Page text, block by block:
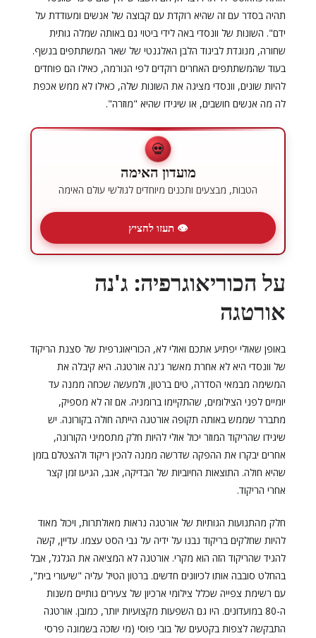
תהיה בסדר עם זה שהיא רוקדת עם קבוצה של אנשים ומעודדת על
ידם". השונות של וונסדי באה לידי ביטוי גם באותה שמלה גותית
שחורה, מנוגדת לביגוד הלבן האלגנטי של שאר המשתתפים בנשף.
בעוד שהמשתתפים האחרים רוקדים לפי הנורמה, כאילו הם פוחדים
להיות שונים, וונסדי מציגה את השונות שלה, כאילו לא ממש אכפת
לה מה אנשים חושבים, או שיגידו שהיא "מוזרה".
💀
מועדון האימה
הטבות, מבצעים ותכנים מיוחדים לגולשי עולם האימה
👁 תעזו להציץ
על הכוריאוגרפיה: ג'נה
אורטגה
באופן שאולי יפתיע אתכם ואולי לא, הכוריאוגרפית של סצנת הריקוד
של וונסדי היא לא אחרת מאשר ג'נה אורטגה. היא קיבלה את
המשימה מבמאי הסדרה, טים ברטון, ולמעשה שכחה ממנה עד
יומיים לפני הצילומים, שהתקיימו ברומניה. אם זה לא מספיק,
מתברר שממש באותה תקופה אורטגה הייתה חולה בקורונה. יש
שיגידו שהריקוד המוזר יכול אולי להיות חלק מתסמיני הקורונה,
אחרים יבקרו את ההפקה שדרשה ממנה להכין ריקוד ולהצטלם בזמן
שהיא חולה. התוצאות החיוביות של הבדיקה, אגב, הגיעו זמן קצר
אחרי הריקוד.
חלק מהתנועות הגותיות של אורטגה נראות מאולתרות, ויכול מאוד
להיות שחלקים בריקוד נבנו על ידיה על גבי הסט עצמו. עדיין, קשה
להגיד שהריקוד הזה הוא מקרי. אורטגה לא המציאה את הגלגל, אבל
בהחלט סובבה אותו לכיוונים חדשים. ברטון הטיל עליה "שיעורי בית",
עם רשימת צפייה שכלל צילומי ארכיון של צעירים גותיים משנות
ה-80 במועדונים. היו גם השפעות מקצועיות יותר, כמובן. אורטגה
התבקשה לצפות בקטעים של בובי פוסי (מי שזכה בשמונה פרסי